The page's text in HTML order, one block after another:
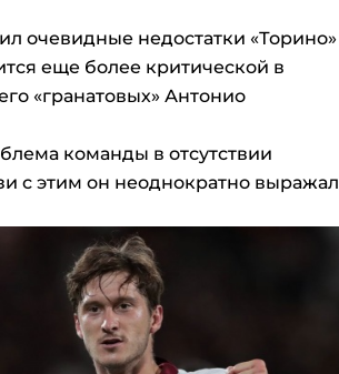
очевидные недостатки «Торино»
еще более критической в
«гранатовых» Антонио
команды в отсутствии
с этим он неоднократно выражал